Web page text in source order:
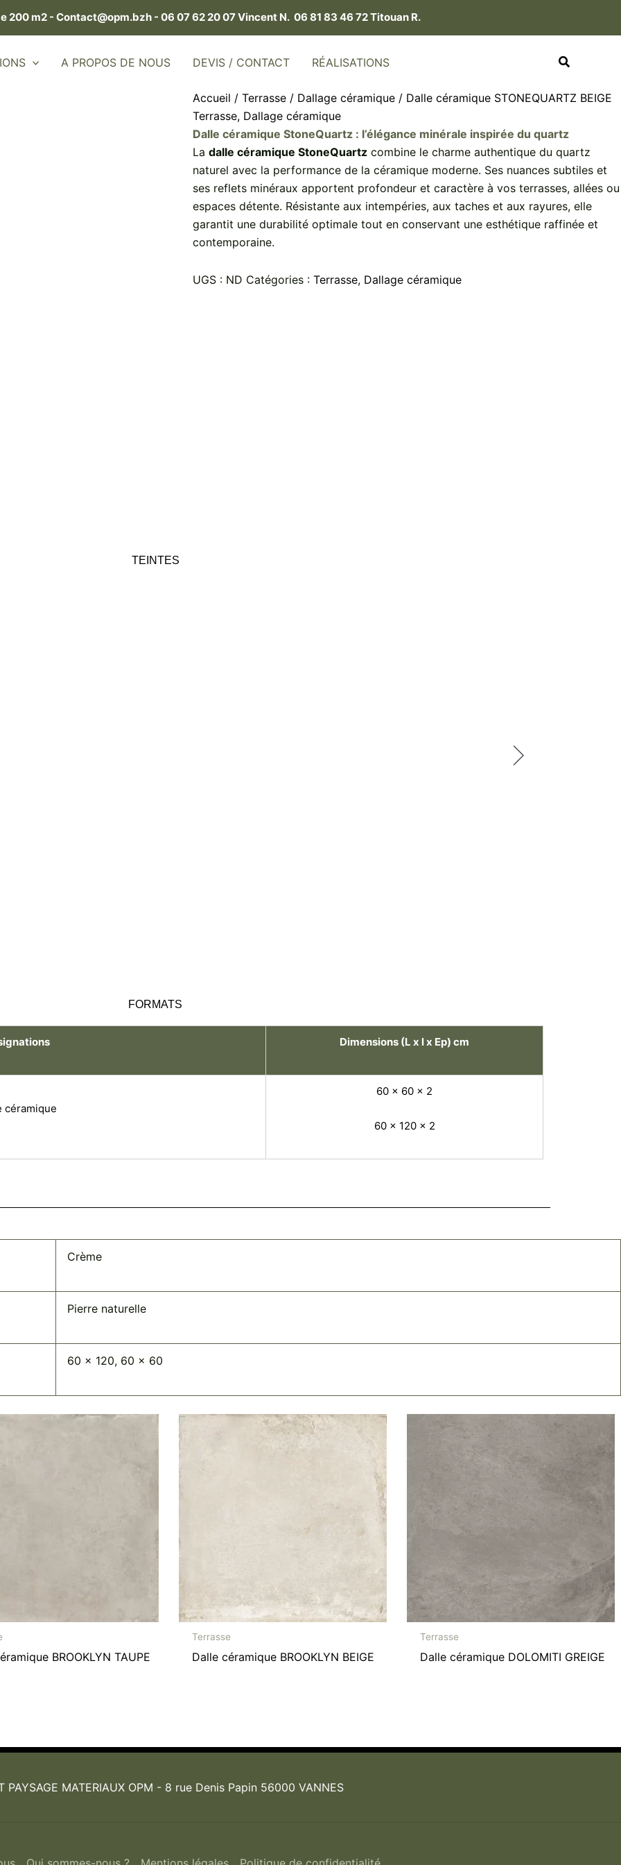
200 m2 - Contact@opm.bzh - 06 07 62 20 07 Vincent N. 06 81 83 46 72 Titouan R.
A PROPOS DE NOUS DEVIS / CONTACT RÉALISATIONS
Accueil / Terrasse/ Dallage céramique/ Dalle céramique STONEQUARTZ BEIGE
Terrasse, Dallage céramique
Dalle céramique StoneQuartz : l’élégance minérale inspirée du quartz
La dalle céramique StoneQuartzcombine le charme authentique du quartz
naturel avec la performance de la céramique moderne. Ses nuances subtiles et
ses reflets minéraux apportent profondeur et caractère à vos terrasses, allées ou
espaces détente. Résistante aux intempéries, aux taches et aux rayures, elle
garantit une durabilité optimale tout en conservant une esthétique raffinée et
contemporaine.
UGS : ND Catégories : Terrasse, Dallage céramique
TEINTES
FORMATS
Dimensions (L x l x Ep) cm
céramique
60 x 60 x 2
60 x 120 x 2
Crème
Pierre naturelle
60 x 120, 60 x 60
BROOKLYN TAUPE
Terrasse
Dalle céramique BROOKLYN BEIGE
Terrasse
Dalle céramique DOLOMITI GREIGE
PAYSAGE MATERIAUX OPM - 8 rue Denis Papin 56000 VANNES